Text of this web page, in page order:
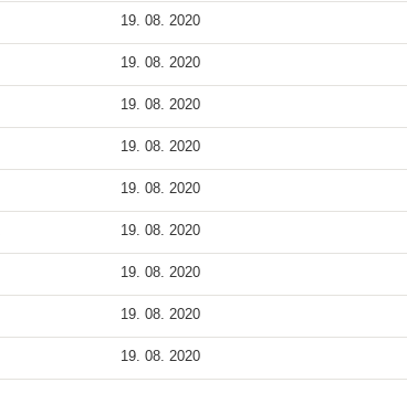
19. 08. 2020
19. 08. 2020
19. 08. 2020
19. 08. 2020
19. 08. 2020
19. 08. 2020
19. 08. 2020
19. 08. 2020
19. 08. 2020